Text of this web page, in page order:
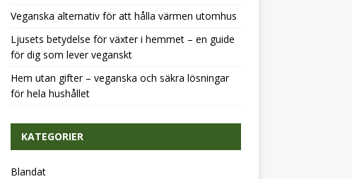
Veganska alternativ för att hålla värmen utomhus
Ljusets betydelse för växter i hemmet – en guide
för dig som lever veganskt
Hem utan gifter – veganska och säkra lösningar
för hela hushållet
KATEGORIER
Blandat